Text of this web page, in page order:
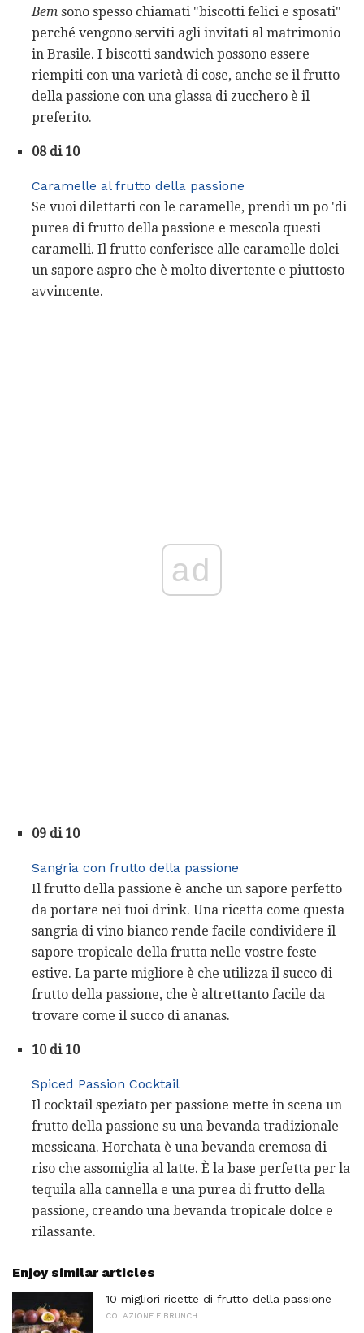
​​Bem sono spesso chiamati "biscotti felici e sposati"
perché vengono serviti agli invitati al matrimonio
in Brasile. I biscotti sandwich possono essere
riempiti con una varietà di cose, anche se il frutto
della passione con una glassa di zucchero è il
preferito.
08 di 10
Caramelle al frutto della passione
Se vuoi dilettarti con le caramelle, prendi un po 'di
purea di frutto della passione e mescola questi
caramelli. Il frutto conferisce alle caramelle dolci
un sapore aspro che è molto divertente e piuttosto
avvincente.
ad
09 di 10
Sangria con frutto della passione
Il frutto della passione è anche un sapore perfetto
da portare nei tuoi drink. Una ricetta come questa
sangria di vino bianco rende facile condividere il
sapore tropicale della frutta nelle vostre feste
estive. La parte migliore è che utilizza il succo di
frutto della passione, che è altrettanto facile da
trovare come il succo di ananas.
10 di 10
Spiced Passion Cocktail
Il cocktail speziato per passione mette in scena un
frutto della passione su una bevanda tradizionale
messicana. Horchata è una bevanda cremosa di
riso che assomiglia al latte. È la base perfetta per la
tequila alla cannella e una purea di frutto della
passione, creando una bevanda tropicale dolce e
rilassante.
Enjoy similar articles
10 migliori ricette di frutto della passione
COLAZIONE E BRUNCH